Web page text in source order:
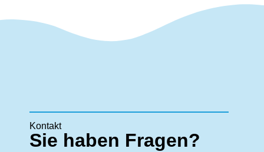
Kontakt
Sie haben Fragen?